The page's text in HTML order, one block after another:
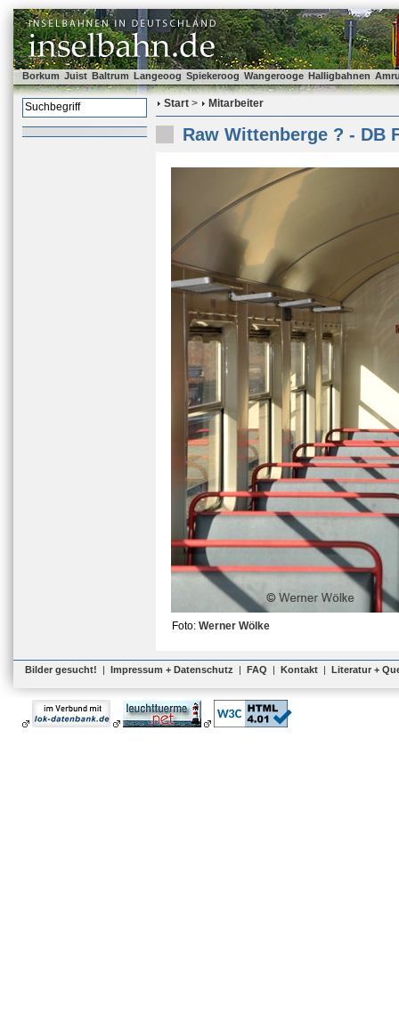
Borkum Juist Baltrum Langeoog Spiekeroog Wangerooge Halligbahnen
Start > Mitarbeiter
Raw Wittenberge ? - DB
Foto: Werner Wölke
Bilder gesucht! | Impressum + Datenschutz | FAQ | Kontakt | Literatur +